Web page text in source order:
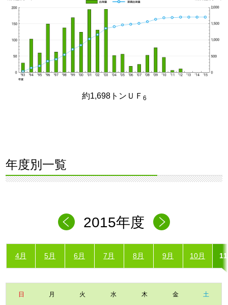
約1,698トンＵＦ 6
年度別一覧
2015年度
4月 5月 6月 7月 8月 9月 10月
日 月 火 水 木 金 土